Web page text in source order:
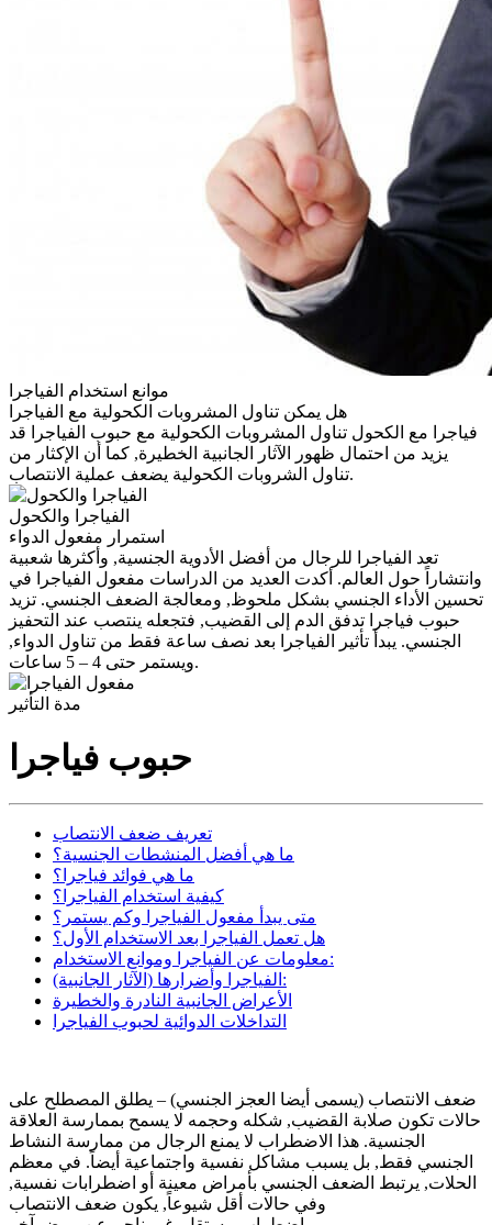
موانع استخدام الفياجرا
هل يمكن تناول المشروبات الكحولية مع الفياجرا
فياجرا مع الكحول تناول المشروبات الكحولية مع حبوب الفياجرا قد
يزيد من احتمال ظهور الآثار الجانبية الخطيرة, كما أن الإكثار من
تناول الشروبات الكحولية يضعف عملية الانتصاب.
الفياجرا والكحول
استمرار مفعول الدواء
تعد الفياجرا للرجال من أفضل الأدوية الجنسية, وأكثرها شعبية
وانتشاراً حول العالم. أكدت العديد من الدراسات مفعول الفياجرا في
تحسين الأداء الجنسي بشكل ملحوظ, ومعالجة الضعف الجنسي. تزيد
حبوب فياجرا تدفق الدم إلى القضيب, فتجعله ينتصب عند التحفيز
الجنسي. يبدأ تأثير الفياجرا بعد نصف ساعة فقط من تناول الدواء,
ويستمر حتى 4 – 5 ساعات.
مدة التأثير
حبوب فياجرا
تعريف ضعف الانتصاب
ما هي أفضل المنشطات الجنسية؟
ما هي فوائد فياجرا؟
كيفية استخدام الفياجرا؟
متى يبدأ مفعول الفياجرا وكم يستمر؟
هل تعمل الفياجرا بعد الاستخدام الأول؟
معلومات عن الفياجرا وموانع الاستخدام:
الفياجرا وأضرارها (الآثار الجانبية):
الأعراض الجانبية النادرة والخطيرة
التداخلات الدوائية لحبوب الفياجرا
ضعف الانتصاب (يسمى أيضا العجز الجنسي) – يطلق المصطلح على
حالات تكون صلابة القضيب, شكله وحجمه لا يسمح بممارسة العلاقة
الجنسية. هذا الاضطراب لا يمنع الرجال من ممارسة النشاط
الجنسي فقط, بل يسبب مشاكل نفسية واجتماعية أيضاً. في معظم
الحلات, يرتبط الضعف الجنسي بأمراض معينة أو اضطرابات نفسية,
وفي حالات أقل شيوعاً, يكون ضعف الانتصاب